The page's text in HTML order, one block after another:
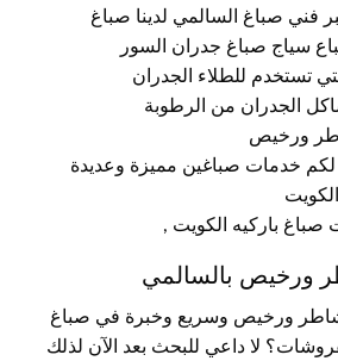
فني صباغ السالمي لدينا صباغ
سياج صباغ جدران السور
تستخدم للطلاء الجدران
الجدران من الرطوبة
ورخيص
لكم خدمات صباغين مميزة وعديدة
صباغ باركيه الكويت ,
ورخيص بالسالمي
ورخيص وسريع وخبرة في صباغ
لا داعي للبحث بعد الآن لذلك